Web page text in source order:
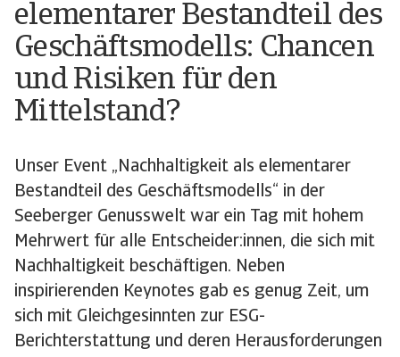
elementarer Bestandteil des
Geschäftsmodells: Chancen
und Risiken für den
Mittelstand?
Unser Event „Nachhaltigkeit als elementarer
Bestandteil des Geschäftsmodells“ in der
Seeberger Genusswelt war ein Tag mit hohem
Mehrwert für alle Entscheider:innen, die sich mit
Nachhaltigkeit beschäftigen. Neben
inspirierenden Keynotes gab es genug Zeit, um
sich mit Gleichgesinnten zur ESG-
Berichterstattung und deren Herausforderungen